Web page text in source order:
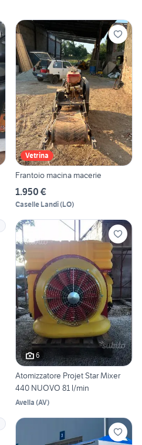
Vetrina
Frantoio macina macerie
1.950 €
Caselle Landi(LO)
6
Atomizzatore Projet Star Mixer
440 NUOVO 81 l/min
Avella (AV)